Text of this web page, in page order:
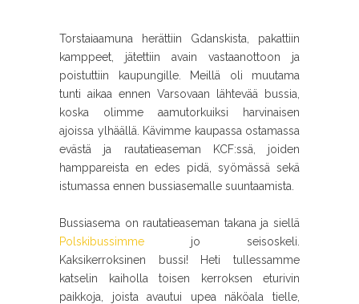
Torstaiaamuna herättiin Gdanskista, pakattiin
kamppeet, jätettiin avain vastaanottoon ja
poistuttiin kaupungille. Meillä oli muutama
tunti aikaa ennen Varsovaan lähtevää bussia,
koska olimme aamutorkuiksi harvinaisen
ajoissa ylhäällä. Kävimme kaupassa ostamassa
evästä ja rautatieaseman KCF:ssä, joiden
hamppareista en edes pidä, syömässä sekä
istumassa ennen bussiasemalle suuntaamista.
Bussiasema on rautatieaseman takana ja siellä
Polskibussimme jo seisoskeli.
Kaksikerroksinen bussi! Heti tullessamme
katselin kaiholla toisen kerroksen eturivin
paikkoja, joista avautui upea näköala tielle,